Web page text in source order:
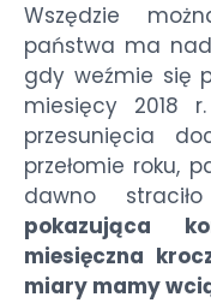
Wszędzie
państwa ma
gdy weźmie się
miesięcy 2018
przesunięcia
przełomie roku,
dawno
pokazująca
miesięczna
miary mamy